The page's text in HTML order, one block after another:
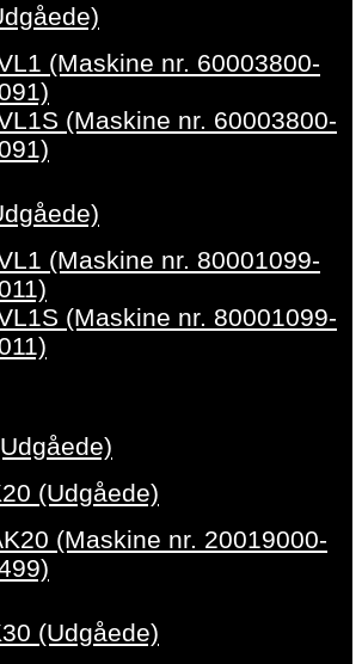
(Maskine nr. 60003800-
(Maskine nr. 60003800-
(Maskine nr. 80001099-
(Maskine nr. 80001099-
(Udgåede)
(Maskine nr. 20019000-
(Udgåede)